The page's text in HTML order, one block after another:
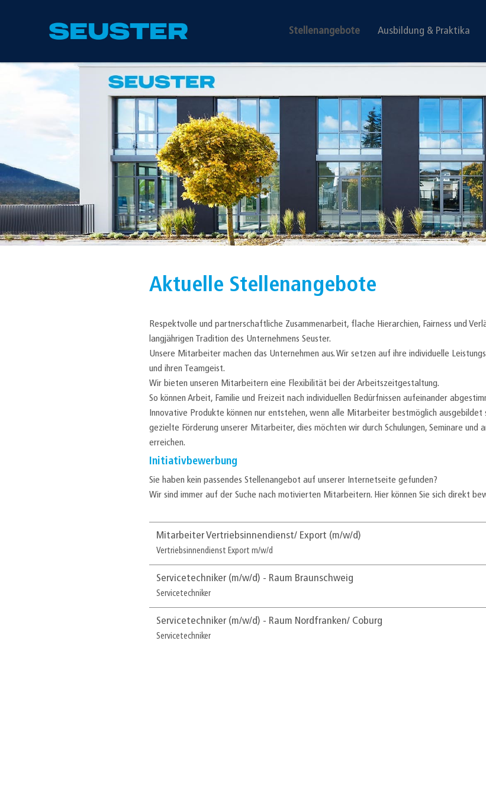
Stellenangebote Ausbildung & Praktika
Aktuelle Stellenangebote
Respektvolle und partnerschaftliche Zusammenarbeit, flache Hierarchien, Fairness und
langjährigen Tradition des Unternehmens Seuster.
Unsere Mitarbeiter machen das Unternehmen aus. Wir setzen auf ihre individuelle
und ihren Teamgeist.
Wir bieten unseren Mitarbeitern eine Flexibilität bei der Arbeitszeitgestaltung.
So können Arbeit, Familie und Freizeit nach individuellen Bedürfnissen aufeinander
Innovative Produkte können nur entstehen, wenn alle Mitarbeiter bestmöglich
gezielte Förderung unserer Mitarbeiter, dies möchten wir durch Schulungen, Seminare und
erreichen.
Initiativbewerbung
Sie haben kein passendes Stellenangebot auf unserer Internetseite gefunden?
Wir sind immer auf der Suche nach motivierten Mitarbeitern. Hier können Sie sich direkt
Mitarbeiter Vertriebsinnendienst/ Export (m/w/d)
Vertriebsinnendienst Export m/w/d
Servicetechniker (m/w/d) - Raum Braunschweig
Servicetechniker
Servicetechniker (m/w/d) - Raum Nordfranken/ Coburg
Servicetechniker